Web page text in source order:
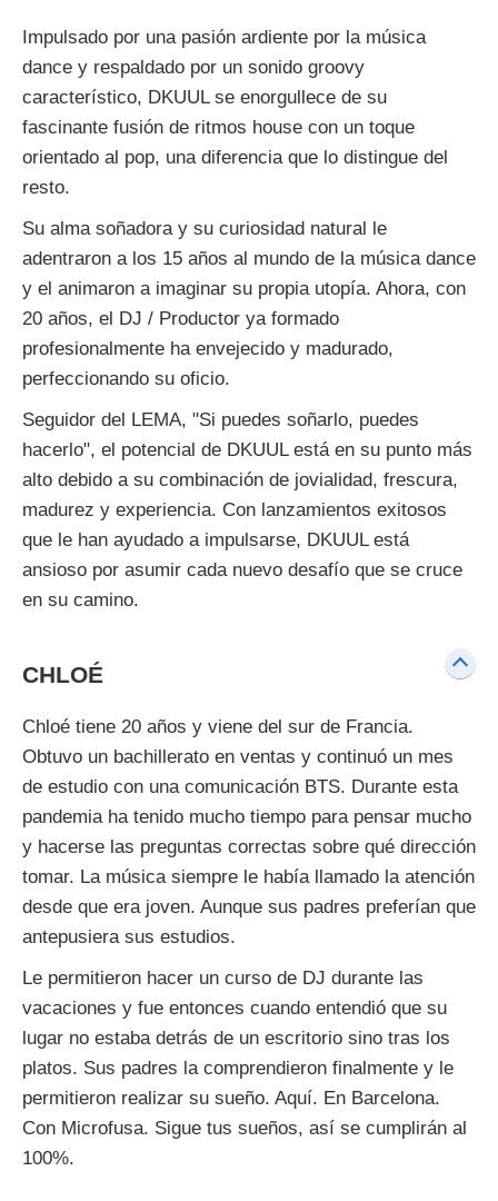
Impulsado por una pasión ardiente por la música
dance y respaldado por un sonido groovy
característico, DKUUL se enorgullece de su
fascinante fusión de ritmos house con un toque
orientado al pop, una diferencia que lo distingue del
resto.
Su alma soñadora y su curiosidad natural le
adentraron a los 15 años al mundo de la música dance
y el animaron a imaginar su propia utopía. Ahora, con
20 años, el DJ / Productor ya formado
profesionalmente ha envejecido y madurado,
perfeccionando su oficio.
Seguidor del LEMA, "Si puedes soñarlo, puedes
hacerlo", el potencial de DKUUL está en su punto más
alto debido a su combinación de jovialidad, frescura,
madurez y experiencia. Con lanzamientos exitosos
que le han ayudado a impulsarse, DKUUL está
ansioso por asumir cada nuevo desafío que se cruce
en su camino.
CHLOÉ
Chloé tiene 20 años y viene del sur de Francia.
Obtuvo un bachillerato en ventas y continuó un mes
de estudio con una comunicación BTS. Durante esta
pandemia ha tenido mucho tiempo para pensar mucho
y hacerse las preguntas correctas sobre qué dirección
tomar. La música siempre le había llamado la atención
desde que era joven. Aunque sus padres preferían que
antepusiera sus estudios.
Le permitieron hacer un curso de DJ durante las
vacaciones y fue entonces cuando entendió que su
lugar no estaba detrás de un escritorio sino tras los
platos. Sus padres la comprendieron finalmente y le
permitieron realizar su sueño. Aquí. En Barcelona.
Con Microfusa. Sigue tus sueños, así se cumplirán al
100%.